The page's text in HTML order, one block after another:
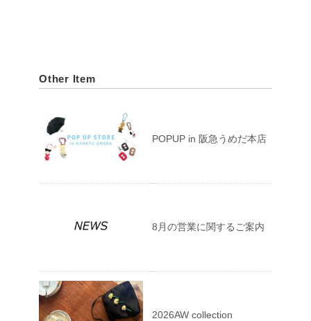
Other Item
POPUP in 阪急うめだ本店
8月の営業に関するご案内
2026AW collection